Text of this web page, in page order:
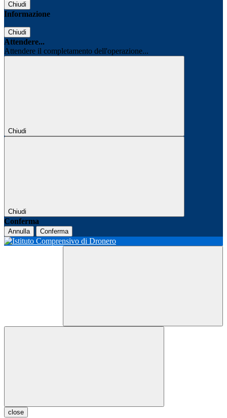
Chiudi
Informazione
Chiudi
Attendere...
Attendere il completamento dell'operazione...
Chiudi
Chiudi
Conferma
Annulla Conferma
close